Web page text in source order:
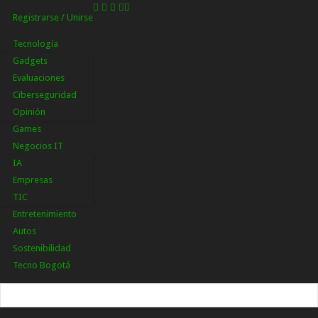
Registrarse / Unirse
Tecnología
Gadgets
Evaluaciones
Ciberseguridad
Opinión
Games
Negocios IT
IA
Empresas
TIC
Entretenimiento
Autos
Sostenibilidad
Tecno Bogotá